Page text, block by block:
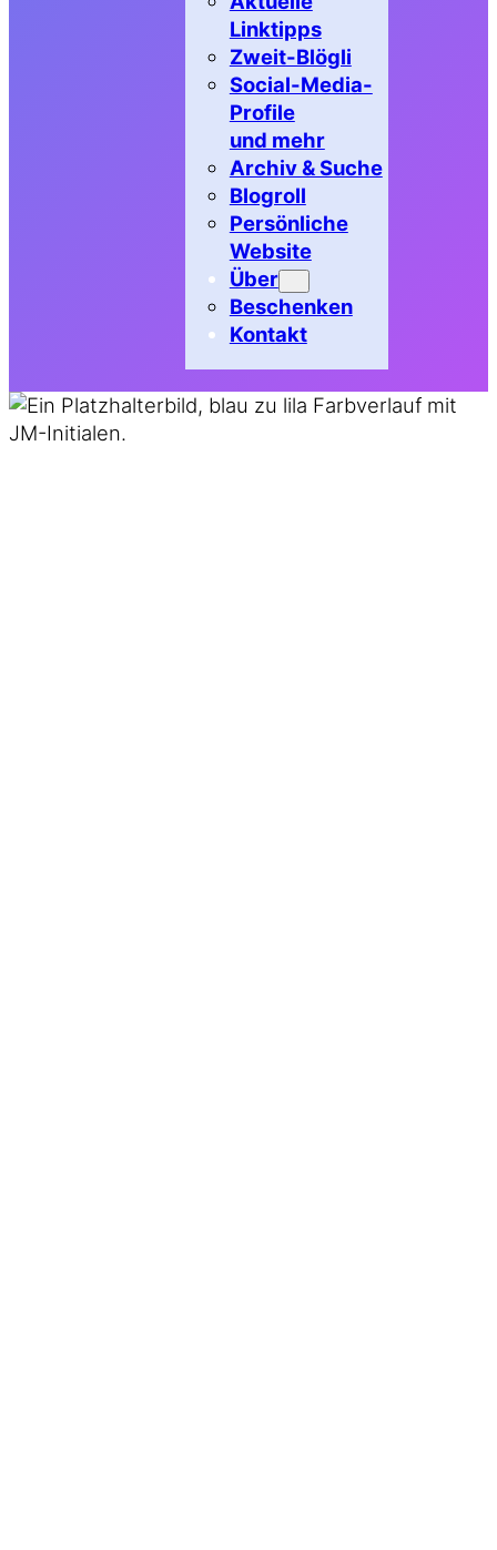
Linktipps
Zweit-Blögli
Social-Media-
Profile
und mehr
Archiv & Suche
Blogroll
Persönliche
Website
Über
Beschenken
Kontakt